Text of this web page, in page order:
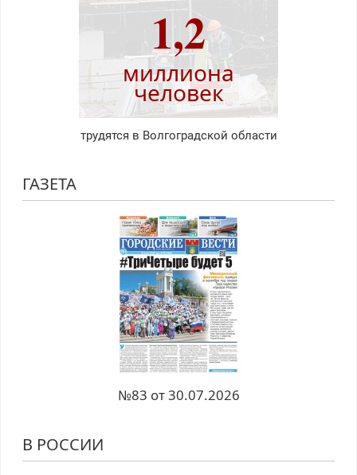
1,2
миллиона
человек
трудятся в Волгоградской области
ГАЗЕТА
№83 от 30.07.2026
В РОССИИ